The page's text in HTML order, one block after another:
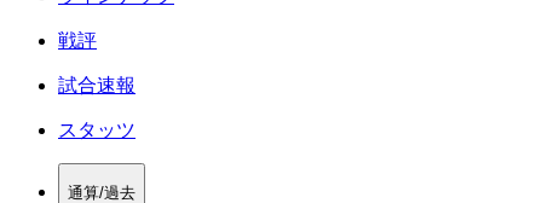
戦評
試合速報
スタッツ
通算/過去